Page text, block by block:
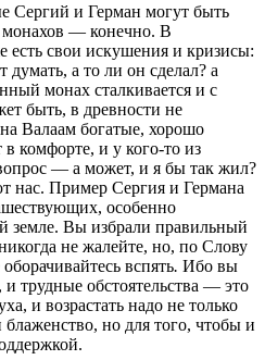
Сергий и Герман могут быть
монахов — конечно. В
есть свои искушения и кризисы:
думать, а то ли он сделал? а
монах сталкивается и с
быть, в древности не
Валаам богатые, хорошо
комфорте, и у кого-то из
— а может, и я бы так жил?
нас. Пример Сергия и Германа
особенно
земле. Вы избрали правильный
не жалейте, но, по Слову
вспять. Ибо вы
трудные обстоятельства — это
и возрастать надо не только
блаженство, но для того, чтобы и